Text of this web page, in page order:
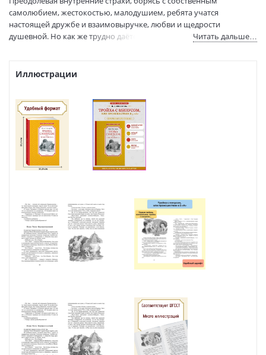
Страниц:
160
6000 экз.
Код товара:
50018120
В продаже с:
самолюбием, жестокостью, малодушием, ребята учатся
настоящей дружбе и взаимовыручке, любви и щедрости
душевной. Но как же трудно даётся им эта учёба! Стоит надеяться,
Все произведения в серии «Чтение — лучшее учение»
Читать дальше…
Иллюстрации